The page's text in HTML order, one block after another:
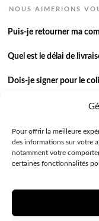
Pour offrir la meilleure
des informations sur votre
notamment votre
certaines fonctionnalités
NOUS AIMERIONS
Puis-je retourner ma
Quel est le délai de
Dois-je signer pour le
Je n’ai pas reçu ma
J’ai une autre question.
Contactez-nous